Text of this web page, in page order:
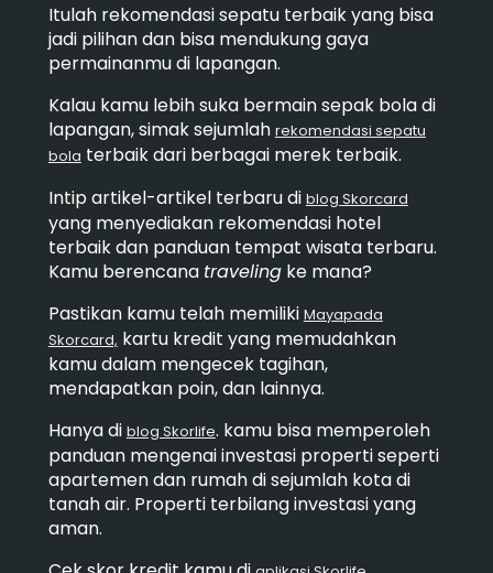
Itulah rekomendasi sepatu terbaik yang bisa
jadi pilihan dan bisa mendukung gaya
permainanmu di lapangan.
Kalau kamu lebih suka bermain sepak bola di
lapangan, simak sejumlah rekomendasi sepatu
bola terbaik dari berbagai merek terbaik.
Intip artikel-artikel terbaru di blog Skorcard
yang menyediakan rekomendasi hotel
terbaik dan panduan tempat wisata terbaru.
Kamu berencana travelingke mana?
Pastikan kamu telah memiliki Mayapada
Skorcard, kartu kredit yang memudahkan
kamu dalam mengecek tagihan,
mendapatkan poin, dan lainnya.
Hanya di blog Skorlife. kamu bisa memperoleh
panduan mengenai investasi properti seperti
apartemen dan rumah di sejumlah kota di
tanah air. Properti terbilang investasi yang
aman.